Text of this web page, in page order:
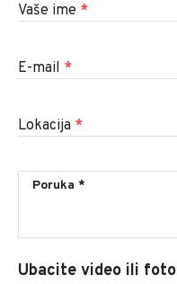
Vaše ime *
E-mail *
Lokacija *
Ubacite video ili foto